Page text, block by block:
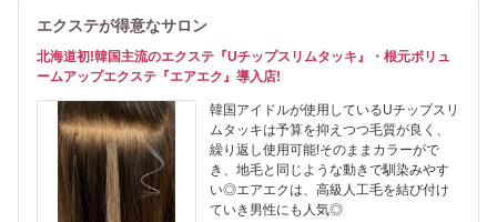
エクステが得意なサロン
北海道初!韓国主流のエクステ『Uチップスリムタッキ』・根元ボリュ
ームアップエクステ『エアエク』導入店!
韓国アイドルが使用しているUチップスリ
ムタッキは予算を抑えつつ毛質が良く、
繰り返し使用可能!そのままカラーがで
き、地毛と同じような動きで馴染みやす
い◎エアエクは、高級人工毛を結び付け
ていき男性にも人気◎